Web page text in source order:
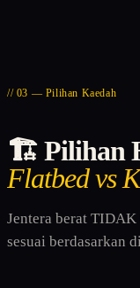
// 03 — Pilihan Kaedah
🏗️ Pilihan
Flatbed vs
Jentera berat
sesuai berdasarkan